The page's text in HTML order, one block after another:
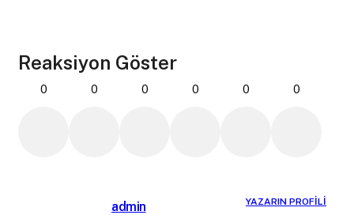
Reaksiyon Göster
0 0 0 0 0 0
admin YAZARIN PROFILI